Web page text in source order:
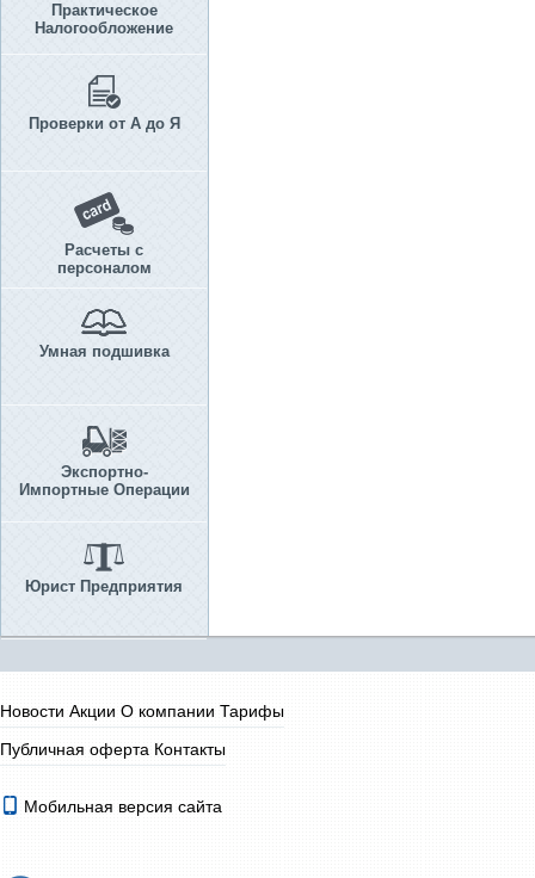
Практическое
Налогообложение
Проверки от А до Я
Расчеты с
персоналом
Умная подшивка
Экспортно-
Импортные Операции
Юрист Предприятия
Новости Акции О компании Тарифы
Публичная оферта Контакты
Мобильная версия сайта